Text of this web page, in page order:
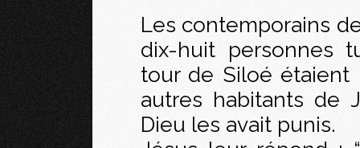
Les contemporains
dix-huit personnes
tour de Siloé étaient
autres habitants de
Dieu les avait punis.